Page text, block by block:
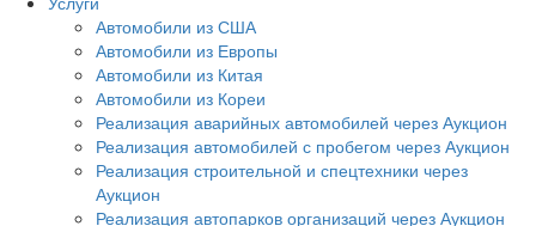
Автомобили из США
Автомобили из Европы
Автомобили из Китая
Автомобили из Кореи
Реализация аварийных автомобилей через Аукцион
Реализация автомобилей с пробегом через Аукцион
Реализация строительной и спецтехники через
Аукцион
Реализация автопарков организаций через Аукцион